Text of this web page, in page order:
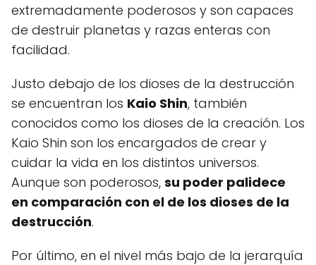
extremadamente poderosos y son capaces
de destruir planetas y razas enteras con
facilidad.
Justo debajo de los dioses de la destrucción
se encuentran los Kaio Shin, también
conocidos como los dioses de la creación. Los
Kaio Shin son los encargados de crear y
cuidar la vida en los distintos universos.
Aunque son poderosos, su poder palidece
en comparación con el de los dioses de la
destrucción.
Por último, en el nivel más bajo de la jerarquía